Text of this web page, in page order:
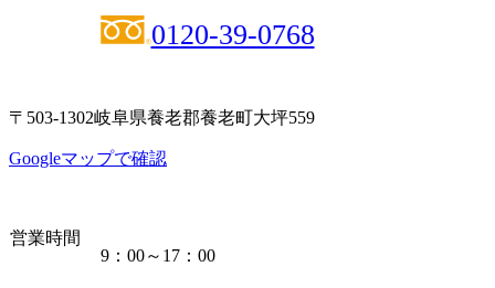
0120-39-0768
〒503-1302岐阜県養老郡養老町大坪559
Googleマップで確認
営業時間
9：00～17：00